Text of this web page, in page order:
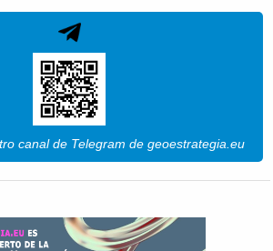
canal de Telegram de geoestrategia.eu